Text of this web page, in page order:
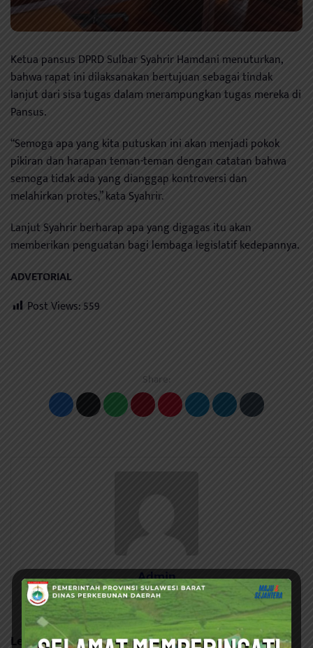
Ketua pansus DPRD Sulbar Syahrir Hamdani menuturkan,
bahwa rapat ini dilaksanakan bertujuan sebagai tindak
lanjut dari sisa tugas dalam merampungkan tugas mereka di
Pansus.
“Semoga apa yang kita putuskan ini akan menjadi pokok
pikiran dan harapan teman-teman dengan catatan bahwa
semoga tidak ada yang dianggap kontroversi dan
melahirkan protes,” kata Syahrir.
Lanjut Syahrir berharap apa yang digagas itu akan
memberikan penguatan bagi lembaga legislatif kedepannya.
ADVETORIAL
Post Views:559
Share:
Admin
Leave a Reply